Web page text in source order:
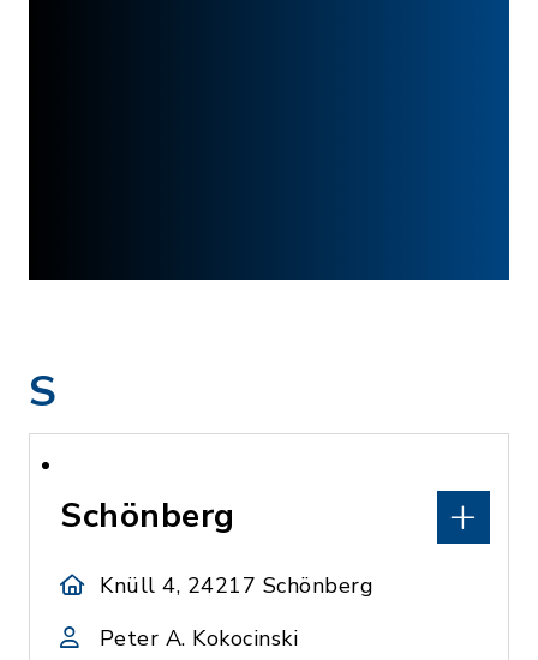
S
Schönberg
Knüll 4, 24217 Schönberg
Peter A. Kokocinski